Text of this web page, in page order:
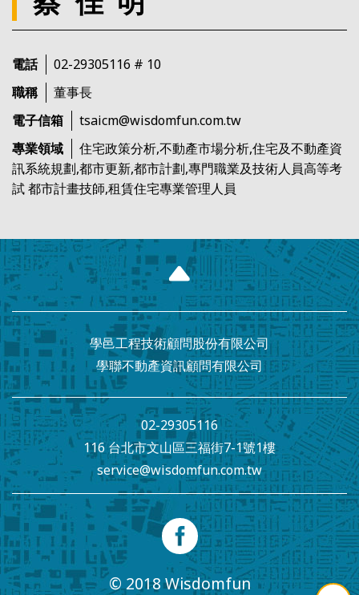
電話
02-29305116 # 10
職稱
董事長
電子信箱
tsaicm@wisdomfun.com.tw
專業領域
住宅政策分析,不動產市場分析,住宅及不動產資
訊系統規劃,都市更新,都市計劃,專門職業及技術人員高等考
試 都市計畫技師,租賃住宅專業管理人員
學邑工程技術顧問股份有限公司
學聯不動產資訊顧問有限公司
02-29305116
116 台北市文山區三福街7-1號1樓
service@wisdomfun.com.tw
facebook專頁
© 2018 Wisdomfun